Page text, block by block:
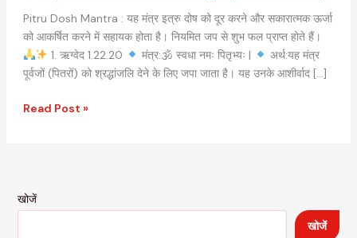
Pitru Dosh Mantra : यह मंत्र इत्रु दोष को दूर करने और सकारात्मक ऊर्जा
को आकर्षित करने में सहायक होता है। नियमित जप से शुभ फल प्राप्त होते हैं।
1. ऋग्वेद 1.22.20
मंत्र:🕉 स्वधा नमः पितृभ्यः |
अर्थ:यह मंत्र
पूर्वजों (पितरों) को श्रद्धांजलि देने के लिए जपा जाता है। यह उनके आशीर्वाद […]
Read Post »
खोजें
खोजें